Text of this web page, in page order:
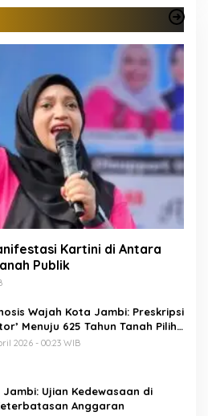
Kartini di Antara
Publik
Wajah Kota Jambi: Preskripsi
Menuju 625 Tahun Tanah Pilih
2026 - 00:23 WIB
Jambi: Ujian Kedewasaan di
Anggaran